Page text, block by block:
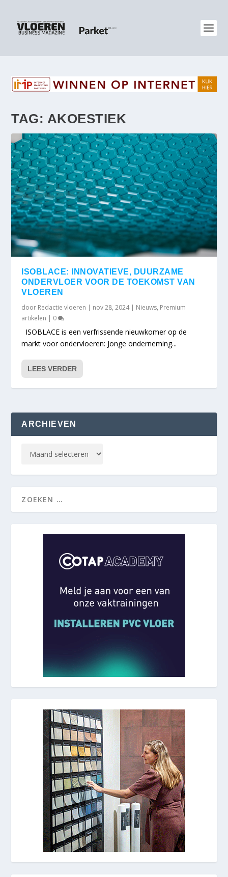
TAG: AKOESTIEK
ISOBLACE: INNOVATIEVE, DUURZAME
ONDERVLOER VOOR DE TOEKOMST VAN
VLOEREN
door Redactie vloeren | nov 28, 2024| Nieuws, Premium
artikelen | 0
ISOBLACE is een verfrissende nieuwkomer op de
markt voor ondervloeren: Jonge onderneming...
LEES VERDER
ARCHIEVEN